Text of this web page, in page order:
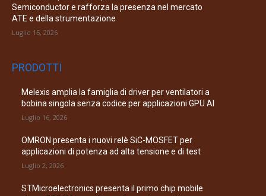
Semiconductor e rafforza la presenza nel mercato
ATE e della strumentazione
Luglio 15, 2026
PRODOTTI
Melexis amplia la famiglia di driver per ventilatori a
bobina singola senza codice per applicazioni GPU AI
Luglio 16, 2026
OMRON presenta i nuovi relè SiC-MOSFET per
applicazioni di potenza ad alta tensione e di test
Luglio 2, 2026
STMicroelectronics presenta il primo chip mobile